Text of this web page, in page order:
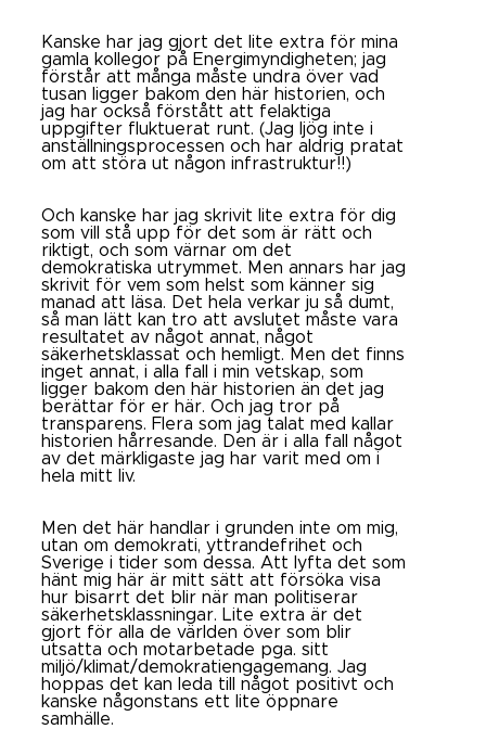
Kanske har jag gjort det lite extra för mina
gamla kollegor på Energimyndigheten; jag
förstår att många måste undra över vad
tusan ligger bakom den här historien, och
jag har också förstått att felaktiga
uppgifter fluktuerat runt. (Jag ljög inte i
anställningsprocessen och har aldrig pratat
om att störa ut någon infrastruktur!!)
Och kanske har jag skrivit lite extra för dig
som vill stå upp för det som är rätt och
riktigt, och som värnar om det
demokratiska utrymmet. Men annars har jag
skrivit för vem som helst som känner sig
manad att läsa. Det hela verkar ju så dumt,
så man lätt kan tro att avslutet måste vara
resultatet av något annat, något
säkerhetsklassat och hemligt. Men det finns
inget annat, i alla fall i min vetskap, som
ligger bakom den här historien än det jag
berättar för er här. Och jag tror på
transparens. Flera som jag talat med kallar
historien hårresande. Den är i alla fall något
av det märkligaste jag har varit med om i
hela mitt liv.
Men det här handlar i grunden inte om mig,
utan om demokrati, yttrandefrihet och
Sverige i tider som dessa. Att lyfta det som
hänt mig här är mitt sätt att försöka visa
hur bisarrt det blir när man politiserar
säkerhetsklassningar. Lite extra är det
gjort för alla de världen över som blir
utsatta och motarbetade pga. sitt
miljö/klimat/demokratiengagemang. Jag
hoppas det kan leda till något positivt och
kanske någonstans ett lite öppnare
samhälle.